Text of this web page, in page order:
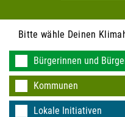
Bitte wähle Deinen
Bürgerinnen und
Kommunen
Lokale Initiativen
KEINE DATEN